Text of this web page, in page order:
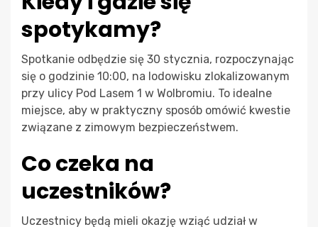
spotykamy?
Spotkanie odbędzie się 30 stycznia, rozpoczynając
się o godzinie 10:00, na lodowisku zlokalizowanym
przy ulicy Pod Lasem 1 w Wolbromiu. To idealne
miejsce, aby w praktyczny sposób omówić kwestie
związane z zimowym bezpieczeństwem.
Co czeka na
uczestników?
Uczestnicy będą mieli okazję wziąć udział w